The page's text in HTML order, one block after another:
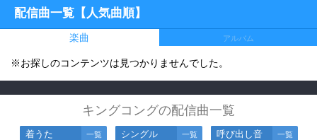
配信曲一覧【人気曲順】
楽曲 アルバム
※お探しのコンテンツは見つかりませんでした。
キングコングの配信曲一覧
着うた 一覧 シングル 一覧 呼び出し音 一覧